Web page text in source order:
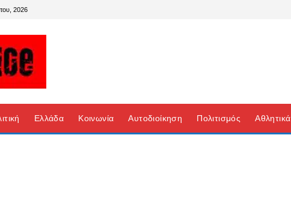
2026
Ελλάδα Κοινωνία Αυτοδιοίκηση Πολιτισμός Αθλητικά